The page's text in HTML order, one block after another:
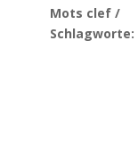
Mots clef /
Schlagworte: